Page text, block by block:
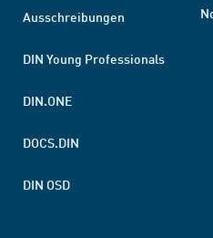
Ausschreibungen
DIN Young Professionals
DIN.ONE
DOCS.DIN
DIN OSD